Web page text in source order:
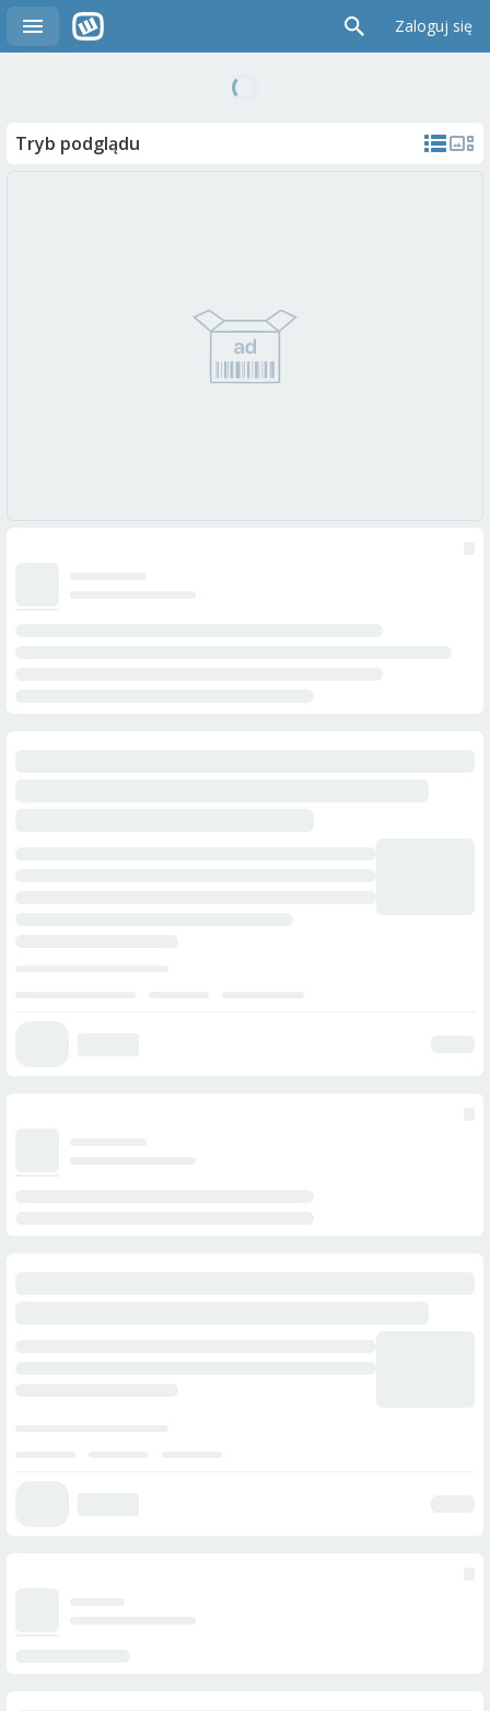
Zaloguj się
Tryb podglądu